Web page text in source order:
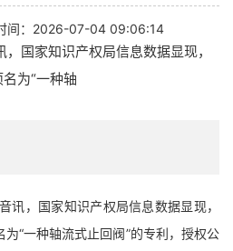
间：2026-07-04 09:06:14
国家知识产权局信息数据显现，
为“一种轴
，国家知识产权局信息数据显现，
“一种轴流式止回阀”的专利，授权公